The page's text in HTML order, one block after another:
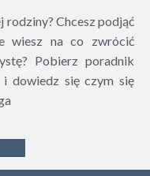
rodziny? Chcesz podjąć
wiesz na co zwrócić
Pobierz poradnik
i dowiedz się czym się